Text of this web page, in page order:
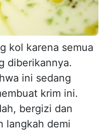
kol karena semua
diberikannya.
ini sedang
krim ini.
bergizi dan
langkah demi